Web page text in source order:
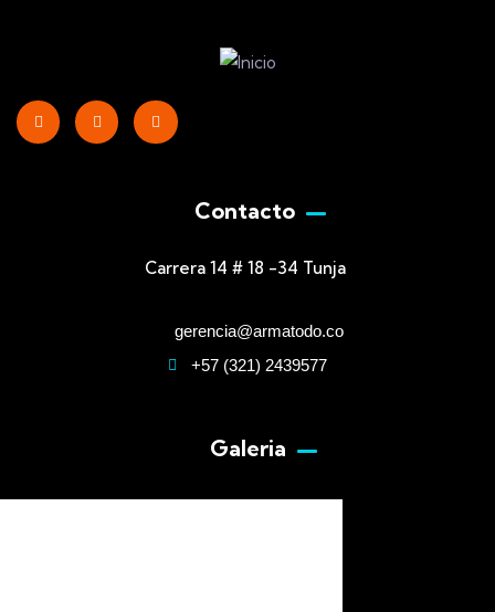
Contacto
Carrera 14 # 18 -34 Tunja
gerencia@armatodo.co
+57 (321) 2439577
Galeria